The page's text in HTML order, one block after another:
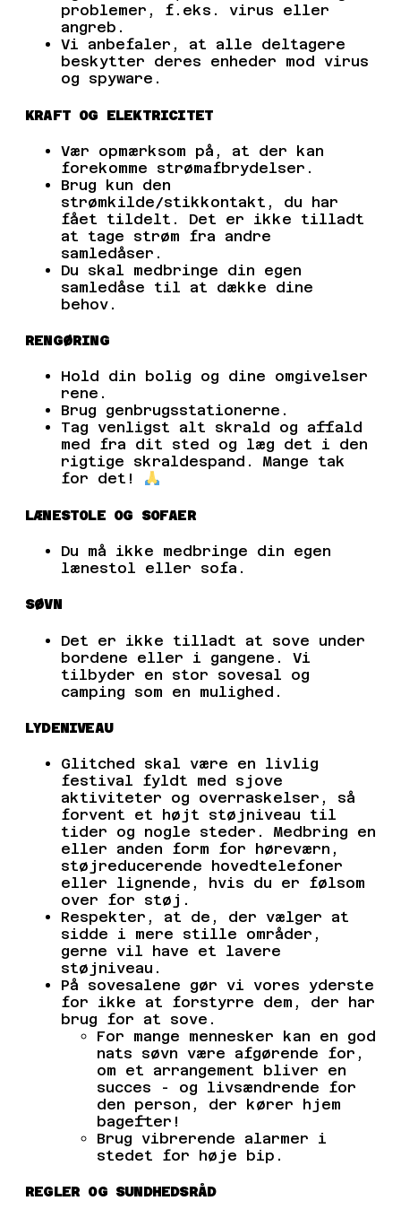
problemer, f.eks. virus eller
angreb.
Vi anbefaler, at alle deltagere
beskytter deres enheder mod virus
og spyware.
KRAFT OG ELEKTRICITET
Vær opmærksom på, at der kan
forekomme strømafbrydelser.
Brug kun den
strømkilde/stikkontakt, du har
fået tildelt. Det er ikke tilladt
at tage strøm fra andre
samledåser.
Du skal medbringe din egen
samledåse til at dække dine
behov.
RENGØRING
Hold din bolig og dine omgivelser
rene.
Brug genbrugsstationerne.
Tag venligst alt skrald og affald
med fra dit sted og læg det i den
rigtige skraldespand. Mange tak
for det!
LÆNESTOLE OG SOFAER
Du må ikke medbringe din egen
lænestol eller sofa.
SØVN
Det er ikke tilladt at sove under
bordene eller i gangene. Vi
tilbyder en stor sovesal og
camping som en mulighed.
LYDENIVEAU
Glitched skal være en livlig
festival fyldt med sjove
aktiviteter og overraskelser, så
forvent et højt støjniveau til
tider og nogle steder. Medbring en
eller anden form for høreværn,
støjreducerende hovedtelefoner
eller lignende, hvis du er følsom
over for støj.
Respekter, at de, der vælger at
sidde i mere stille områder,
gerne vil have et lavere
støjniveau.
På sovesalene gør vi vores yderste
for ikke at forstyrre dem, der har
brug for at sove.
For mange mennesker kan en god
nats søvn være afgørende for,
om et arrangement bliver en
succes - og livsændrende for
den person, der kører hjem
bagefter!
Brug vibrerende alarmer i
stedet for høje bip.
REGLER OG SUNDHEDSRÅD